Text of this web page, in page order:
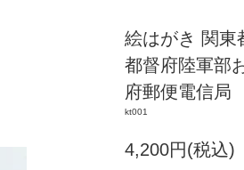
絵はがき 関東
都督府陸軍部
府郵便電信局
kt001
4,200円(税込)